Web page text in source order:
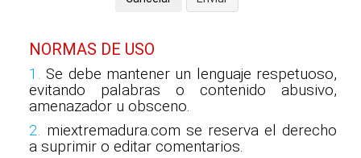
NORMAS DE USO
1. Se debe mantener un lenguaje respetuoso,
evitando palabras o contenido abusivo,
amenazador u obsceno.
2. miextremadura.com se reserva el derecho
a suprimir o editar comentarios.